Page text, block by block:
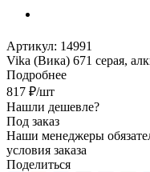
Артикул: 14991
Vika (Вика) 671 серая,
Подробнее
817 ₽/шт
Нашли дешевле?
Под заказ
Наши менеджеры
условия заказа
Поделиться